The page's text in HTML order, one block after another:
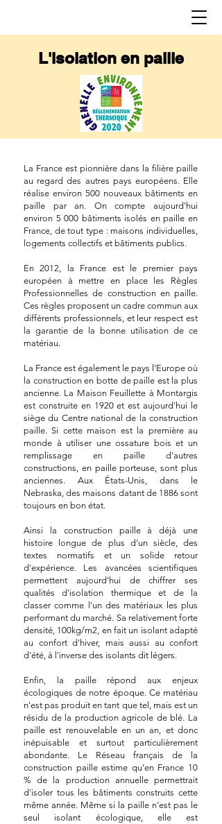
L'isolation en paille
La France est pionnière dans la filière paille
au regard des autres pays européens. Elle
réalise environ 500 nouveaux bâtiments en
paille par an. On compte aujourd'hui
environ 5 000 bâtiments isolés en paille en
France, de tout type : maisons individuelles,
logements collectifs et bâtiments publics.
En 2012, la France est le premier pays
européen à mettre en place les Règles
Professionnelles de construction en paille.
Ces règles proposent un cadre commun aux
différents professionnels, et leur respect est
la garantie de la bonne utilisation de ce
matériau.
La France est également le pays l'Europe où
la construction en botte de paille est la plus
ancienne. La Maison Feuillette à Montargis
est construite en 1920 et est aujourd'hui le
siège du Centre national de la construction
paille. Si cette maison est la première au
monde à utiliser une ossature bois et un
remplissage en paille d'autres
constructions, en paille porteuse, sont plus
anciennes. Aux États-Unis, dans le
Nebraska, des maisons datant de 1886 sont
toujours en bon état. ​
Ainsi la construction paille à déjà une
histoire longue de plus d'un siècle, des
textes normatifs et un solide retour
d'expérience. Les avancées scientifiques
permettent aujourd'hui de chiffrer ses
qualités d'isolation thermique et de la
classer comme l'un des matériaux les plus
performant du marché. Sa relativement forte
densité, 100kg/m2, en fait un isolant adapté
au confort d'hiver, mais aussi au confort
d'été, à l'inverse des isolants dit légers.
Enfin, la paille répond aux enjeux
écologiques de notre époque. Ce matériau
n'est pas produit en tant que tel, mais est un
résidu de la production agricole de blé. La
paille est renouvelable en un an, et donc
inépuisable et surtout particulièrement
abondante. Le Réseau français de la
construction paille estime qu'en France 10
% de la production annuelle permettrait
d'isoler tous les bâtiments construits cette
même année. Même si la paille n'est pas le
seul isolant écologique, elle est